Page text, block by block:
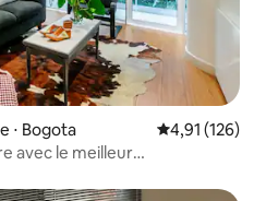
⋅ Bogota Évaluation
4,91 (126)
avec le meilleur